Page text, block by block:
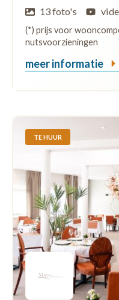
13 foto's
(*) prijs voor
nutsvoorzieningen
meer informatie
TE HUUR